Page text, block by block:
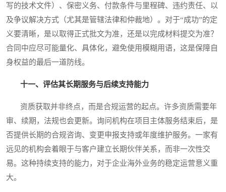
写的技术文件）、保密义务、付款条件与里程碑、违约责任、以
及争议解决方式（尤其是管辖法律和仲裁地）。对于“成功”的定
义要清晰，是以取得正式批文为准，还是以完成材料提交为准？
合同中应尽可能量化、具体化，避免使用模糊用语，这是保障自
身权益的最后一道防线。
十一、评估其长期服务与后续支持能力
资质获取并非终点，而是合规运营的起点。许多资质需要年
审、续期，法规也会更新。询问机构在项目主体服务结束后，是
否提供长期的合规咨询、变更申报支持或年度维护服务。一家有
远见的机构会着眼于与客户建立长期伙伴关系，而非一次性交
易。这种持续支持的能力，对于企业海外业务的稳定运营意义重
大。